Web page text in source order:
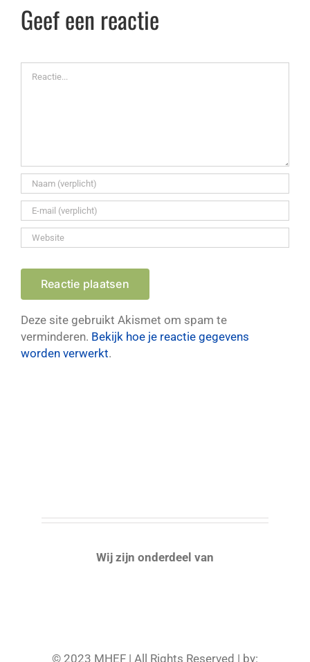
Geef een reactie
Reactie
Deze site gebruikt Akismet om spam te
verminderen. Bekijk hoe je reactie gegevens
worden verwerkt.
Wij zijn onderdeel van
© 2023 MHEF | All Rights Reserved | by: